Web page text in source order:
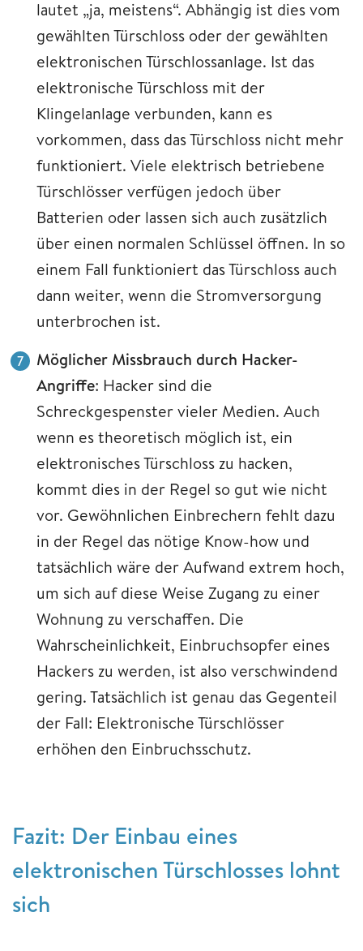
lautet „ja, meistens“. Abhängig ist dies vom
gewählten Türschloss oder der gewählten
elektronischen Türschlossanlage. Ist das
elektronische Türschloss mit der
Klingelanlage verbunden, kann es
vorkommen, dass das Türschloss nicht mehr
funktioniert. Viele elektrisch betriebene
Türschlösser verfügen jedoch über
Batterien oder lassen sich auch zusätzlich
über einen normalen Schlüssel öffnen. In so
einem Fall funktioniert das Türschloss auch
dann weiter, wenn die Stromversorgung
unterbrochen ist.
Möglicher Missbrauch durch Hacker-
Angriffe: Hacker sind die
Schreckgespenster vieler Medien. Auch
wenn es theoretisch möglich ist, ein
elektronisches Türschloss zu hacken,
kommt dies in der Regel so gut wie nicht
vor. Gewöhnlichen Einbrechern fehlt dazu
in der Regel das nötige Know-how und
tatsächlich wäre der Aufwand extrem hoch,
um sich auf diese Weise Zugang zu einer
Wohnung zu verschaffen. Die
Wahrscheinlichkeit, Einbruchsopfer eines
Hackers zu werden, ist also verschwindend
gering. Tatsächlich ist genau das Gegenteil
der Fall: Elektronische Türschlösser
erhöhen den Einbruchsschutz.
Fazit: Der Einbau eines
elektronischen Türschlosses lohnt
sich